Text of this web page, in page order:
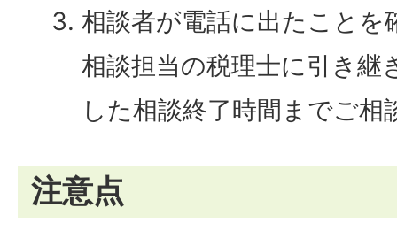
相談者が電話に出たことを
相談担当の税理士に引き継
した相談終了時間までご
注意点